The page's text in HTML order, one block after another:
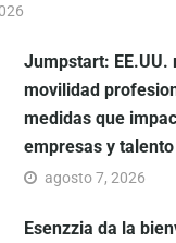
Jumpstart: EE.UU.
movilidad
medidas que
empresas y talento
agosto 7, 2026
Esenzzia da la